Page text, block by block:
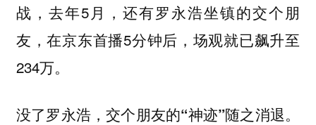
战，去年5月，还有罗永浩坐镇的交个朋
友，在京东首播5分钟后，场观就已飙升至
234万。
没了罗永浩，交个朋友的“神迹”随之消退。